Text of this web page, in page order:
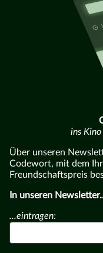
ins Kino
Über unseren
Codewort, mit dem
Freundschaftspreis
In unseren
...eintragen: